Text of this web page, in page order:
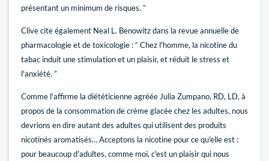
présentant un minimum de risques. ”
Clive cite également Neal L. Benowitz dans la revue annuelle de
pharmacologie et de toxicologie : “ Chez l'homme, la nicotine du
tabac induit une stimulation et un plaisir, et réduit le stress et
l'anxiété. ”
Comme l'affirme la diététicienne agréée Julia Zumpano, RD, LD, à
propos de la consommation de crème glacée chez les adultes, nous
devrions en dire autant des adultes qui utilisent des produits
nicotinés aromatisés… Acceptons la nicotine pour ce qu'elle est :
pour beaucoup d'adultes, comme moi, c'est un plaisir qui nous